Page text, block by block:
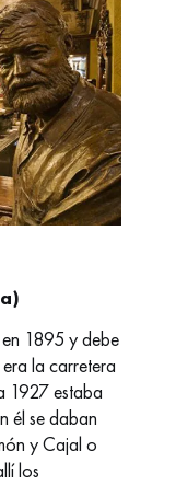
1895 y debe
la carretera
1927 estaba
él se daban
y Cajal o
los